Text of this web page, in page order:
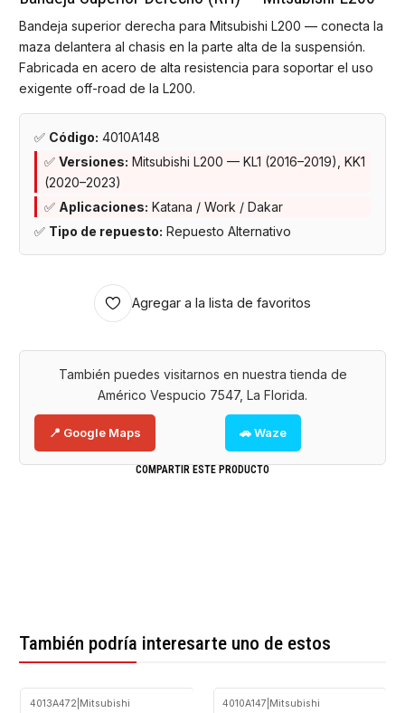
Bandeja superior derecha para Mitsubishi L200 — conecta la
maza delantera al chasis en la parte alta de la suspensión.
Fabricada en acero de alta resistencia para soportar el uso
exigente off-road de la L200.
✅ Código: 4010A148
✅ Versiones: Mitsubishi L200 — KL1 (2016–2019), KK1
(2020–2023)
✅ Aplicaciones: Katana / Work / Dakar
✅ Tipo de repuesto: Repuesto Alternativo
Agregar a la lista de favoritos
También puedes visitarnos en nuestra tienda de
Américo Vespucio 7547, La Florida.
📍 Google Maps 🚗 Waze
COMPARTIR ESTE PRODUCTO
También podría interesarte uno de estos
4013A472 Mitsubishi 4010A147 Mitsubishi